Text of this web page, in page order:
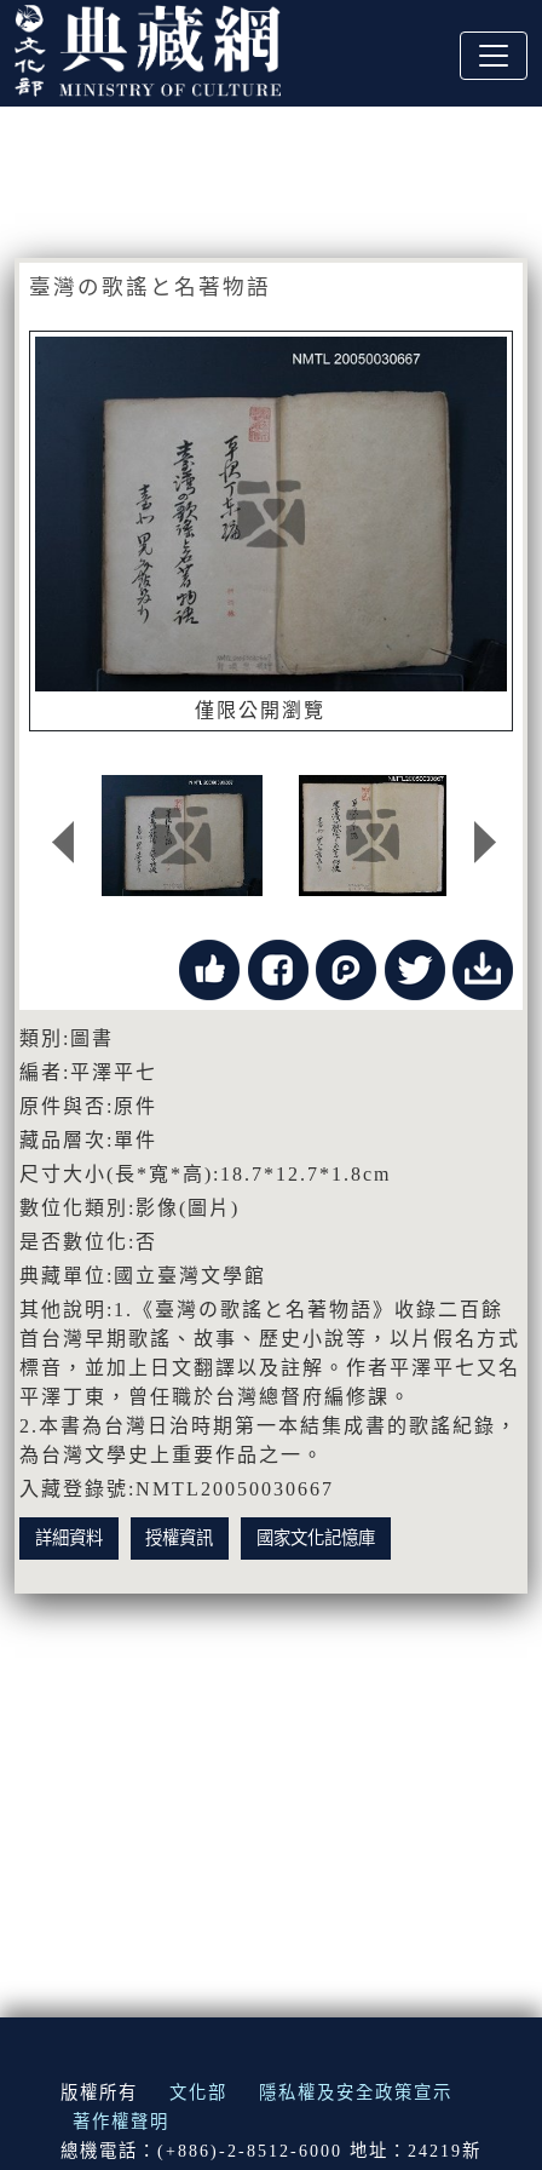
跳到主要內容
:::
臺灣の歌謠と名著物語
僅限公開瀏覽
類別:圖書
編者:平澤平七
原件與否:原件
藏品層次:單件
尺寸大小(長*寬*高):18.7*12.7*1.8cm
數位化類別:影像(圖片)
是否數位化:否
典藏單位:國立臺灣文學館
其他說明:1.《臺灣の歌謠と名著物語》收錄二百餘
首台灣早期歌謠、故事、歷史小說等，以片假名方式
標音，並加上日文翻譯以及註解。作者平澤平七又名
平澤丁東，曾任職於台灣總督府編修課。
2.本書為台灣日治時期第一本結集成書的歌謠紀錄，
為台灣文學史上重要作品之一。
入藏登錄號:NMTL20050030667
詳細資料 授權資訊 國家文化記憶庫
:::
版權所有 文化部
隱私權及安全政策宣示
著作權聲明
總機電話：(+886)-2-8512-6000 地址：24219新